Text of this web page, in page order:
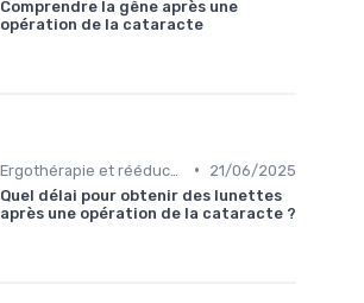
Comprendre la gêne après une
opération de la cataracte
•
21/06/2025
Quel délai pour obtenir des lunettes
après une opération de la cataracte ?